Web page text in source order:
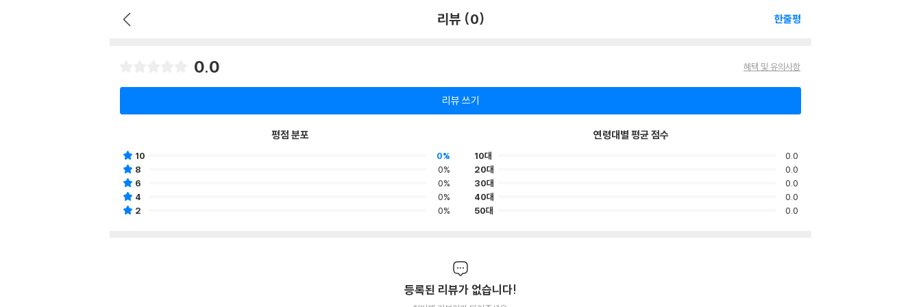
리뷰 (0) 한줄평
0.0 혜택 및 유의사항
리뷰 쓰기
평점 분포
10
0%
8
0%
6
0%
4
0%
2
0%
연령대별 평균 점수
10대
0.0
20대
0.0
30대
0.0
40대
0.0
50대
0.0
등록된 리뷰가 없습니다!